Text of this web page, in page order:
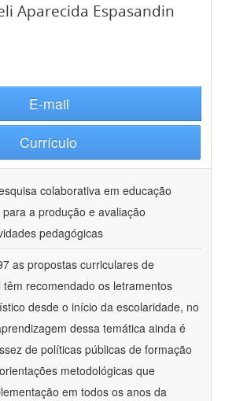
Aparecida Espasandin
E-mail
Currículo
colaborativa em educação
a produção e avaliação
pedagógicas
as propostas curriculares de
recomendado os letramentos
desde o início da escolaridade, no
dessa temática ainda é
de políticas públicas de formação
metodológicas que
em todos os anos da